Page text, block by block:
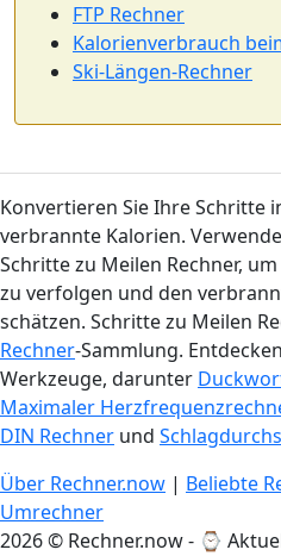
FTP Rechner
Kalorienverbrauch
Ski-Längen-Rechner
Konvertieren Sie Ihre Schritte
verbrannte Kalorien.
Schritte zu Meilen Rechner,
zu verfolgen und den
schätzen. Schritte zu Meilen
Rechner-Sammlung.
Werkzeuge, darunter
Maximaler
DIN Rechner und
Über Rechner.now | Beliebte
Umrechner
2026 © Rechner.now - ⌚